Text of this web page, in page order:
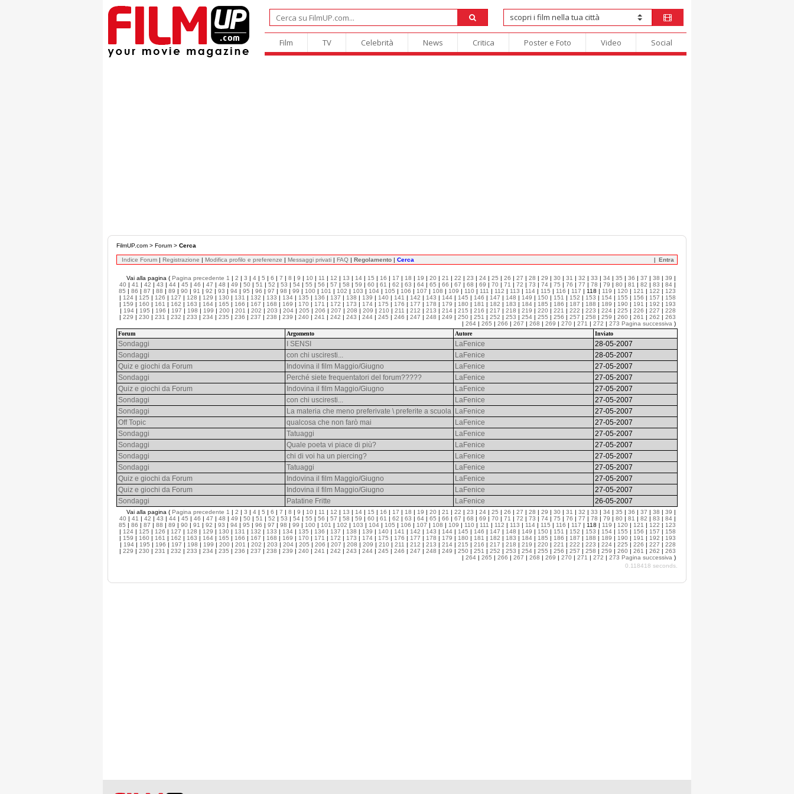
Film TV Celebrità News Critica Poster e Foto Video Social
FilmUP.com > Forum > Cerca
Indice Forum | Registrazione | Modifica profilo e preferenze | Messaggi privati | FAQ | Regolamento | Cerca Entra
Vai alla pagina ( Pagina precedente 1 | 2 | 3 | 4 | 5 | 6 | 7 | 8 | 9 | 10 | 11 | 12 | 13 | 14 | 15 | 16 | 17 | 18 | 19 | 20 | 21 | 22 | 23 | 24 | 25 | 26 | 27 | 28 | 29 | 30 | 31 | 32 | 33 | 34 | 35 | 36 | 37 | 38 | 39 |
40 | 41 | 42 | 43 | 44 | 45 | 46 | 47 | 48 | 49 | 50 | 51 | 52 | 53 | 54 | 55 | 56 | 57 | 58 | 59 | 60 | 61 | 62 | 63 | 64 | 65 | 66 | 67 | 68 | 69 | 70 | 71 | 72 | 73 | 74 | 75 | 76 | 77 | 78 | 79 | 80 | 81 | 82 | 83 | 84 |
85 | 86 | 87 | 88 | 89 | 90 | 91 | 92 | 93 | 94 | 95 | 96 | 97 | 98 | 99 | 100 | 101 | 102 | 103 | 104 | 105 | 106 | 107 | 108 | 109 | 110 | 111 | 112 | 113 | 114 | 115 | 116 | 117 | 118 | 119 | 120 | 121 | 122 | 123
| 124 | 125 | 126 | 127 | 128 | 129 | 130 | 131 | 132 | 133 | 134 | 135 | 136 | 137 | 138 | 139 | 140 | 141 | 142 | 143 | 144 | 145 | 146 | 147 | 148 | 149 | 150 | 151 | 152 | 153 | 154 | 155 | 156 | 157 | 158
| 159 | 160 | 161 | 162 | 163 | 164 | 165 | 166 | 167 | 168 | 169 | 170 | 171 | 172 | 173 | 174 | 175 | 176 | 177 | 178 | 179 | 180 | 181 | 182 | 183 | 184 | 185 | 186 | 187 | 188 | 189 | 190 | 191 | 192 | 193
| 194 | 195 | 196 | 197 | 198 | 199 | 200 | 201 | 202 | 203 | 204 | 205 | 206 | 207 | 208 | 209 | 210 | 211 | 212 | 213 | 214 | 215 | 216 | 217 | 218 | 219 | 220 | 221 | 222 | 223 | 224 | 225 | 226 | 227 | 228
| 229 | 230 | 231 | 232 | 233 | 234 | 235 | 236 | 237 | 238 | 239 | 240 | 241 | 242 | 243 | 244 | 245 | 246 | 247 | 248 | 249 | 250 | 251 | 252 | 253 | 254 | 255 | 256 | 257 | 258 | 259 | 260 | 261 | 262 | 263
| 264 | 265 | 266 | 267 | 268 | 269 | 270 | 271 | 272 | 273 Pagina successiva )
Forum
Argomento Autore Inviato
Sondaggi I SENSI LaFenice
28-05-2007
Sondaggi
con chi usciresti... LaFenice
28-05-2007
Quiz e giochi da Forum
Indovina il film Maggio/Giugno LaFenice
27-05-2007
Sondaggi
Perché siete frequentatori del forum????? LaFenice
27-05-2007
Quiz e giochi da Forum
Indovina il film Maggio/Giugno LaFenice
27-05-2007
Sondaggi
con chi usciresti... LaFenice
27-05-2007
Sondaggi
La materia che meno preferivate \ preferite a scuola LaFenice
27-05-2007
Off Topic
qualcosa che non farò mai LaFenice
27-05-2007
Sondaggi
Tatuaggi LaFenice
27-05-2007
Sondaggi
Quale poeta vi piace di più? LaFenice
27-05-2007
Sondaggi
chi di voi ha un piercing? LaFenice
27-05-2007
Sondaggi
Tatuaggi LaFenice
27-05-2007
Quiz e giochi da Forum
Indovina il film Maggio/Giugno LaFenice
27-05-2007
Quiz e giochi da Forum
Indovina il film Maggio/Giugno LaFenice
27-05-2007
Sondaggi
Patatine Fritte LaFenice 26-05-2007
Vai alla pagina ( Pagina precedente 1 | 2 | 3 | 4 | 5 | 6 | 7 | 8 | 9 | 10 | 11 | 12 | 13 | 14 | 15 | 16 | 17 | 18 | 19 | 20 | 21 | 22 | 23 | 24 | 25 | 26 | 27 | 28 | 29 | 30 | 31 | 32 | 33 | 34 | 35 | 36 | 37 | 38 | 39 |
40 | 41 | 42 | 43 | 44 | 45 | 46 | 47 | 48 | 49 | 50 | 51 | 52 | 53 | 54 | 55 | 56 | 57 | 58 | 59 | 60 | 61 | 62 | 63 | 64 | 65 | 66 | 67 | 68 | 69 | 70 | 71 | 72 | 73 | 74 | 75 | 76 | 77 | 78 | 79 | 80 | 81 | 82 | 83 | 84 |
85 | 86 | 87 | 88 | 89 | 90 | 91 | 92 | 93 | 94 | 95 | 96 | 97 | 98 | 99 | 100 | 101 | 102 | 103 | 104 | 105 | 106 | 107 | 108 | 109 | 110 | 111 | 112 | 113 | 114 | 115 | 116 | 117 | 118 | 119 | 120 | 121 | 122 | 123
| 124 | 125 | 126 | 127 | 128 | 129 | 130 | 131 | 132 | 133 | 134 | 135 | 136 | 137 | 138 | 139 | 140 | 141 | 142 | 143 | 144 | 145 | 146 | 147 | 148 | 149 | 150 | 151 | 152 | 153 | 154 | 155 | 156 | 157 | 158
| 159 | 160 | 161 | 162 | 163 | 164 | 165 | 166 | 167 | 168 | 169 | 170 | 171 | 172 | 173 | 174 | 175 | 176 | 177 | 178 | 179 | 180 | 181 | 182 | 183 | 184 | 185 | 186 | 187 | 188 | 189 | 190 | 191 | 192 | 193
| 194 | 195 | 196 | 197 | 198 | 199 | 200 | 201 | 202 | 203 | 204 | 205 | 206 | 207 | 208 | 209 | 210 | 211 | 212 | 213 | 214 | 215 | 216 | 217 | 218 | 219 | 220 | 221 | 222 | 223 | 224 | 225 | 226 | 227 | 228
| 229 | 230 | 231 | 232 | 233 | 234 | 235 | 236 | 237 | 238 | 239 | 240 | 241 | 242 | 243 | 244 | 245 | 246 | 247 | 248 | 249 | 250 | 251 | 252 | 253 | 254 | 255 | 256 | 257 | 258 | 259 | 260 | 261 | 262 | 263
| 264 | 265 | 266 | 267 | 268 | 269 | 270 | 271 | 272 | 273 Pagina successiva )
0.118418 seconds.